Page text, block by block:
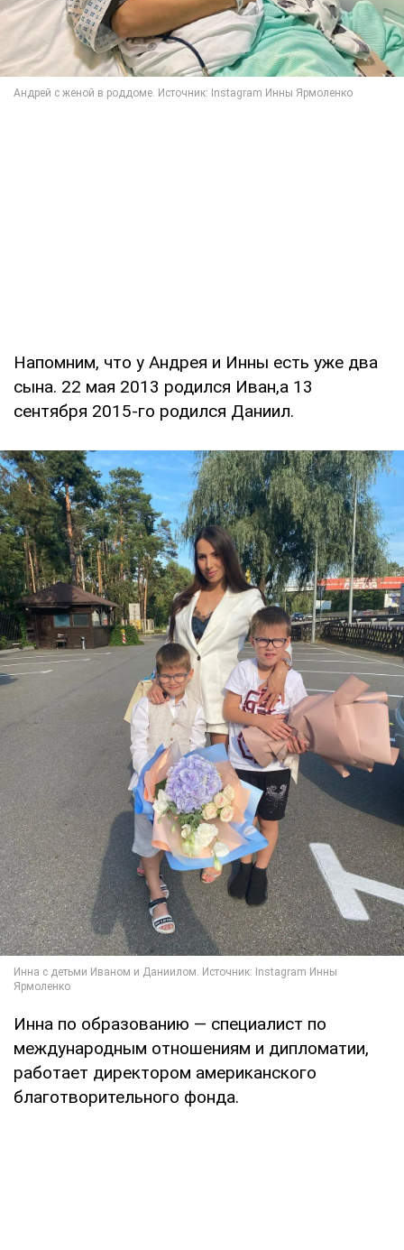
Напомним, что у Андрея и Инны есть уже два
сына. 22 мая 2013 родился Иван,а 13
сентября 2015-го родился Даниил.
Инна по образованию — специалист по
международным отношениям и дипломатии,
работает директором американского
благотворительного фонда.